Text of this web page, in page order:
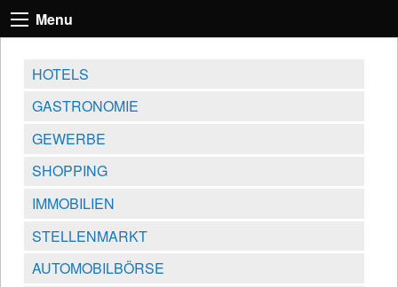
Menu
HOTELS
GASTRONOMIE
GEWERBE
SHOPPING
IMMOBILIEN
STELLENMARKT
AUTOMOBILBÖRSE